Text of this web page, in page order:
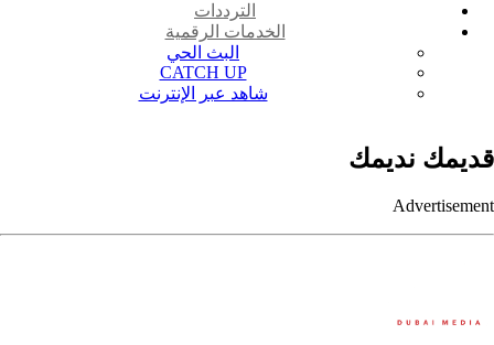
الترددات
الخدمات الرقمية
البث الحي
CATCH UP
شاهد عبر الإنترنت
قديمك نديمك
Advertisement